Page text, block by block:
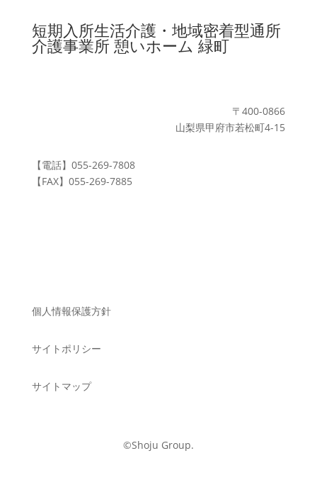
短期入所生活介護・地域密着型通所
介護事業所 憩いホーム 緑町
〒400-0866
山梨県甲府市若松町4-15
【電話】 055-269-7808
【FAX】 055-269-7885
個人情報保護方針
サイトポリシー
サイトマップ
©Shoju Group.